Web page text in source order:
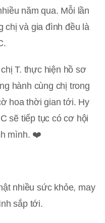
năm qua. Mỗi lần
chị và gia đình đều là
T. thực hiện hồ sơ
hành cùng chị trong
hoa thời gian tới. Hy
sẽ tiếp tục có cơ hội
mình. ❤️
nhiều sức khỏe, may
sắp tới.